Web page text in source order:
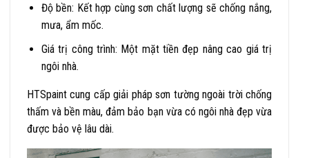
Độ bền: Kết hợp cùng sơn chất lượng sẽ chống nắng,
mưa, ẩm mốc.
Giá trị công trình: Một mặt tiền đẹp nâng cao giá trị
ngôi nhà.
HTSpaint cung cấp giải pháp sơn tường ngoài trời chống
thấm và bền màu, đảm bảo bạn vừa có ngôi nhà đẹp vừa
được bảo vệ lâu dài.